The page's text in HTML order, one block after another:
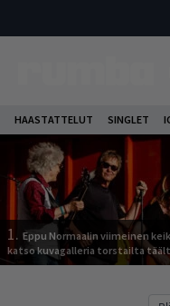
HAASTATTELUT SINGLET
1. Eppu Normaalin viimeinen
katso kuvagalleria torstailta